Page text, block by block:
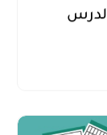
الدرس